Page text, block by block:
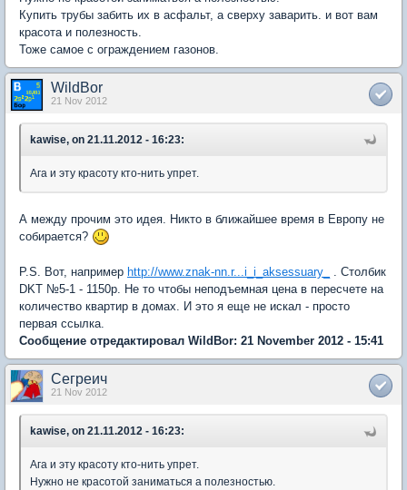
Купить трубы забить их в асфальт, а сверху заварить. и вот вам
красота и полезность.
Тоже самое с ограждением газонов.
WildBor
21 Nov 2012
kawise, on 21.11.2012 - 16:23:
Ага и эту красоту кто-нить упрет.
А между прочим это идея. Никто в ближайшее время в Европу не
собирается?
P.S. Вот, например http://www.znak-nn.r...i_i_aksessuary_
. Столбик
DKT №5-1 - 1150р. Не то чтобы неподъемная цена в пересчете на
количество квартир в домах. И это я еще не искал - просто
первая ссылка.
Сообщение отредактировал WildBor: 21 November 2012 - 15:41
Сегреич
21 Nov 2012
kawise, on 21.11.2012 - 16:23:
Ага и эту красоту кто-нить упрет.
Нужно не красотой заниматься а полезностью.